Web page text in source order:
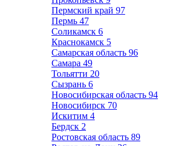
Пермский край 97
Пермь 47
Соликамск 6
Краснокамск 5
Самарская область 96
Самара 49
Тольятти 20
Сызрань 6
Новосибирская область 94
Новосибирск 70
Искитим 4
Бердск 2
Ростовская область 89